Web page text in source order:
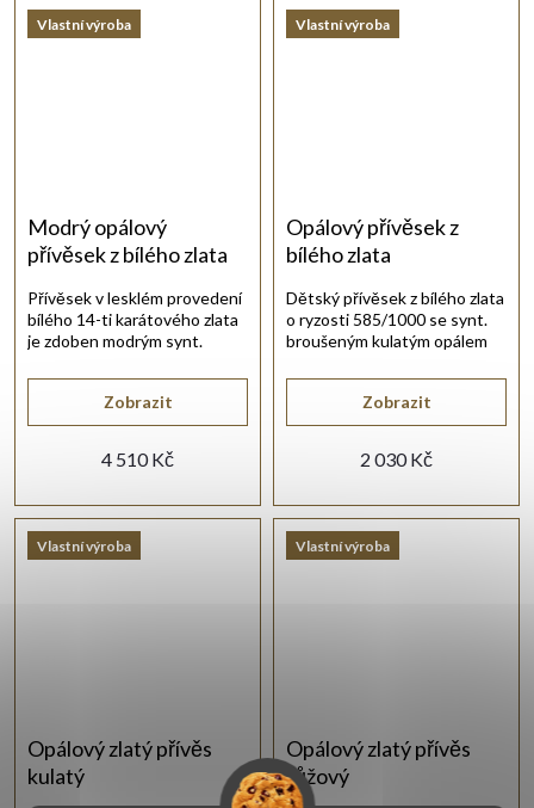
Vlastní výroba
Modrý opálový
přívěsek z bílého zlata
4 510 Kč
Zobrazit
Přívěsek v lesklém provedení
bílého 14-ti karátového zlata
je zdoben modrým synt.
Vlastní výroba
Opálový přívěsek z
bílého zlata
2 030 Kč
Zobrazit
Dětský přívěsek z bílého zlata
o ryzosti 585/1000 se synt.
broušeným kulatým opálem
Vlastní výroba
Opálový zlatý přívěs
kulatý
Vlastní výroba
Opálový zlatý přívěs
růžový